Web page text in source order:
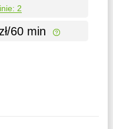
2
60 min